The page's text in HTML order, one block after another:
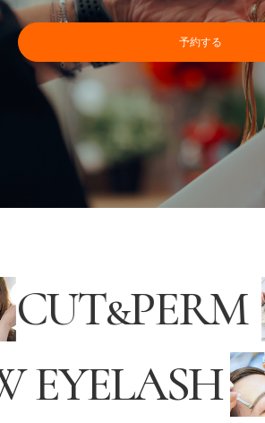
予約する
CUT&PERM
EYELASH